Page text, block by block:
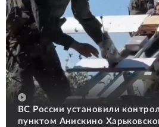
ВС России установили
пунктом Анискино